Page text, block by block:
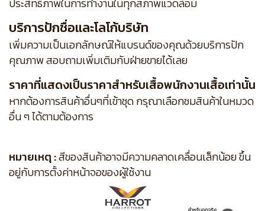
ประสิทธิภาพในการทำงานในทุกสภาพแวดล้อม
บริการปักชื่อและโลโก้บริษัท
เพิ่มความเป็นเอกลักษณ์ให้แบรนด์ของคุณด้วยบริการปัก
คุณภาพ สอบถามเพิ่มเติมกับฝ่ายขายได้เลย
ราคาที่แสดงเป็นราคาสำหรับเสื้อพนักงานเสื้อเท่านั้น
หากต้องการสินค้าอื่นๆที่เข้าชุด กรุณาเลือกชมสินค้าในหมวด
อื่น ๆ ได้ตามต้องการ
หมายเหตุ :สีของสินค้าอาจมีความคลาดเคลื่อนเล็กน้อย ขึ้น
อยู่กับการตั้งค่าหน้าจอของผู้ใช้งาน